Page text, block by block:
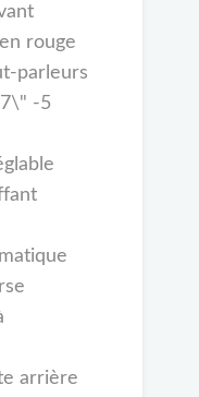
rouge
parleurs
-5
arrière